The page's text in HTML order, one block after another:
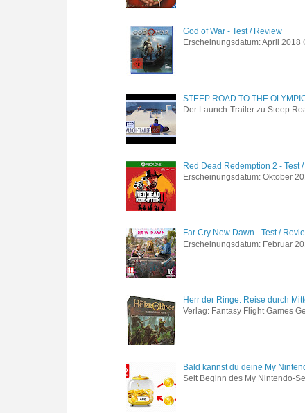
God of War - Test / Review
Erscheinungsdatum: April 2018
STEEP ROAD TO THE
Der Launch-Trailer zu Steep
Red Dead Redemption 2 - Test
Erscheinungsdatum: Oktober
Far Cry New Dawn - Test /
Erscheinungsdatum: Februar
Herr der Ringe: Reise durch
Verlag: Fantasy Flight Games
Bald kannst du deine My
Seit Beginn des My Nintendo-